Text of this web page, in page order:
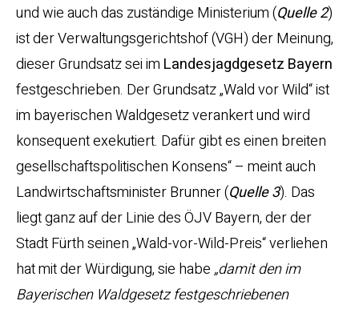
und wie auch das zuständige Ministerium (Quelle 2)
ist der Verwaltungsgerichtshof (VGH) der Meinung,
dieser Grundsatz sei im Landesjagdgesetz Bayern
festgeschrieben. Der Grundsatz „Wald vor Wild“ ist
im bayerischen Waldgesetz verankert und wird
konsequent exekutiert. Dafür gibt es einen breiten
gesellschaftspolitischen Konsens“ – meint auch
Landwirtschaftsminister Brunner (Quelle 3). Das
liegt ganz auf der Linie des ÖJV Bayern, der der
Stadt Fürth seinen „Wald-vor-Wild-Preis“ verliehen
hat mit der Würdigung, sie habe„damit den im
Bayerischen Waldgesetz festgeschriebenen